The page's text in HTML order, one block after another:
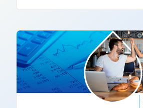
Lo usamos solo para validar tu identidad
Código Postal
Dirección de la empresa: Calle